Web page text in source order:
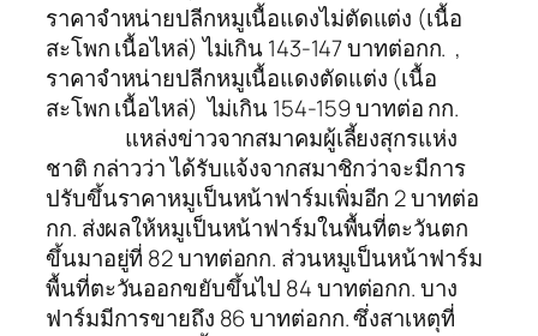
ราคาจำหน่ายปลีกหมูเนื้อแดงไม่ตัดแต่ง (เนื้อ
สะโพก เนื้อไหล่) ไม่เกิน 143-147 บาทต่อกก. ,
ราคาจำหน่ายปลีกหมูเนื้อแดงตัดแต่ง (เนื้อ
สะโพก เนื้อไหล่) ไม่เกิน 154-159 บาทต่อ กก.
แหล่งข่าวจากสมาคมผู้เลี้ยงสุกรแห่ง
ชาติ กล่าวว่า ได้รับแจ้งจากสมาชิกว่าจะมีการ
ปรับขึ้นราคาหมูเป็นหน้าฟาร์มเพิ่มอีก 2 บาทต่อ
กก. ส่งผลให้หมูเป็นหน้าฟาร์มในพื้นที่ตะวันตก
ขึ้นมาอยู่ที่ 82 บาทต่อกก. ส่วนหมูเป็นหน้าฟาร์ม
พื้นที่ตะวันออกขยับขึ้นไป 84 บาทต่อกก. บาง
ฟาร์มมีการขายถึง 86 บาทต่อกก. ซึ่งสาเหตุที่